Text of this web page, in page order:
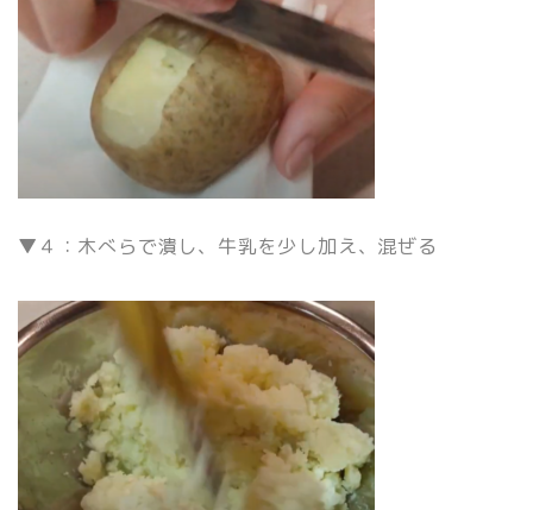
▼４：木べらで潰し、牛乳を少し加え、混ぜる